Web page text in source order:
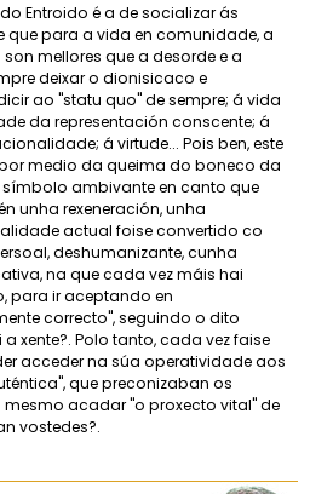
Entroido é a de socializar ás
que para a vida en comunidade, a
mellores que a desorde e a
deixar o dionisicaco e
ao "statu quo" de sempre; á vida
da representación conscente; á
á virtude... Pois ben, este
medio da queima do boneco da
símbolo ambivante en canto que
unha rexeneración, unha
actual foise convertido co
deshumanizante, cunha
na que cada vez máis hai
para ir aceptando en
correcto", seguindo o dito
xente?. Polo tanto, cada vez faise
acceder na súa operatividade aos
que preconizaban os
acadar "o proxecto vital" de
vostedes?.